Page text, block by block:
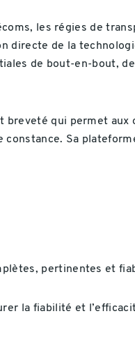
les régies de
directe de la
de bout-en-bout,
breveté qui permet aux
Sa
pertinentes et
la fiabilité et